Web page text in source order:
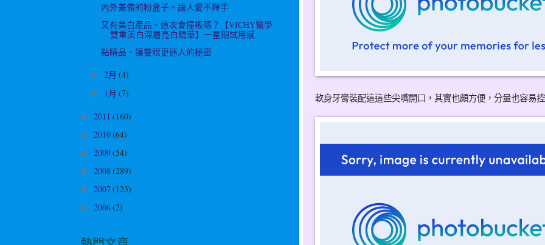
軟身牙膏裝配這這些尖嘴開口，其實也頗方便，分量也容易
內外兼備的粉盒子。讓人愛不釋手
又有美白產品。這次會撞板嗎？【VICHY醫學
雙重美白深層亮白精華】一星期試用感
點睛品。讓雙眼更迷人的秘密
► 2月 (4)
► 1月 (7)
► 2011 (160)
► 2010(64)
► 2009(54)
► 2008 (289)
► 2007 (123)
► 2006(2)